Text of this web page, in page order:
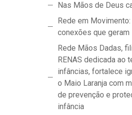
Nas Mãos de Deus
Rede em Movimento:
conexões que geram
Rede Mãos Dadas,
RENAS dedicada ao
infâncias, fortalece
o Maio Laranja com
de prevenção e
infância